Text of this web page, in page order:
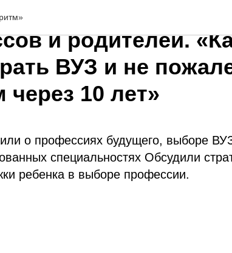
для учеников 8-
и родителей.
ВУЗ и не
через 10 лет»
о профессиях будущего, выборе
специальностях Обсудили
ребенка в выборе профессии.